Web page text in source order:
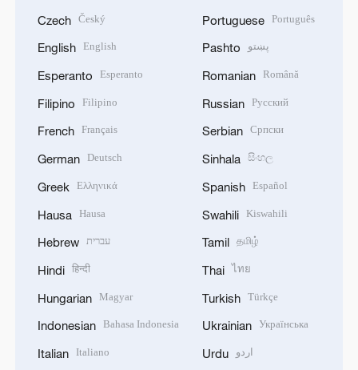
Czech Český
English English
Esperanto Esperanto
Filipino Filipino
French Français
German Deutsch
Greek Ελληνικά
Hausa Hausa
Hebrew עברית
Hindi हिन्दी
Hungarian Magyar
Indonesian Bahasa Indonesia
Italian Italiano
Portuguese Português
Pashto پښتو
Romanian Română
Russian Русский
Serbian Српски
Sinhala සිංහල
Spanish Español
Swahili Kiswahili
Tamil தமிழ்
Thai ไทย
Turkish Türkçe
Ukrainian Українська
Urdu اردو